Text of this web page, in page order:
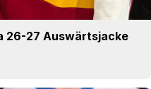
26-27 Auswärtsjacke